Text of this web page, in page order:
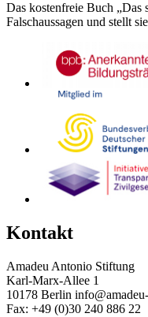
Das kostenfreie Buch „Das
Falschaussagen und stellt
Kontakt
Amadeu Antonio Stiftung
Karl-Marx-Allee 1
10178 Berlin
Fax: +49 (0)30 240 886 22